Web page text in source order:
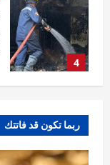
5
1
ربما تكون قد فاتتك